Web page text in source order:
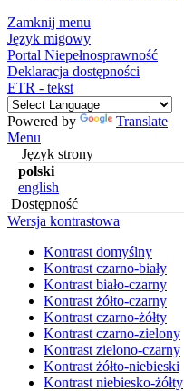
Zamknij menu
Język migowy
Portal Niepełnosprawność
Deklaracja dostępności
ETR - tekst
Powered by
Translate
Menu
Język strony
polski
english
Dostępność
Wersja kontrastowa
Kontrast domyślny
Kontrast czarno-biały
Kontrast biało-czarny
Kontrast żółto-czarny
Kontrast czarno-żółty
Kontrast czarno-zielony
Kontrast zielono-czarny
Kontrast żółto-niebieski
Kontrast niebiesko-żółty